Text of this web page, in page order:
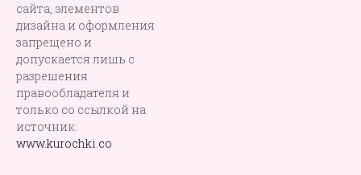
сайта, элементов
дизайна и оформления
запрещено и
допускается лишь с
разрешения
правообладателя и
только со ссылкой на
источник:
www.kurochki.co